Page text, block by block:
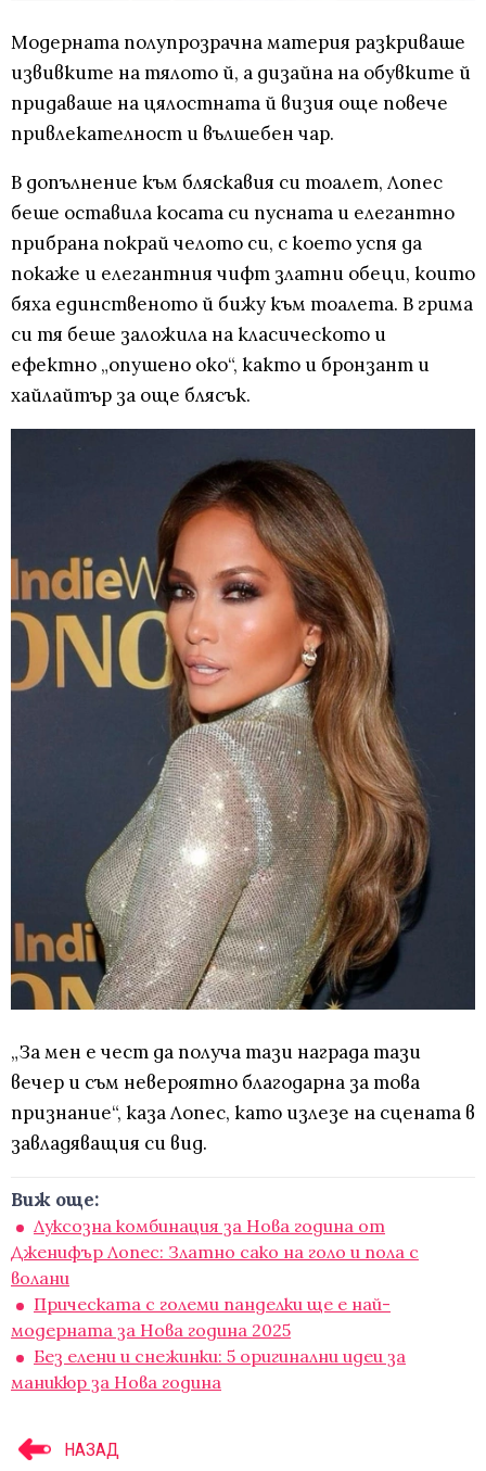
Модерната полупрозрачна материя разкриваше
извивките на тялото й, а дизайна на обувките й
придаваше на цялостната й визия още повече
привлекателност и вълшебен чар.
В допълнение към бляскавия си тоалет, Лопес
беше оставила косата си пусната и елегантно
прибрана покрай челото си, с което успя да
покаже и елегантния чифт златни обеци, които
бяха единственото й бижу към тоалета. В грима
си тя беше заложила на класическото и
ефектно „опушено око“, както и бронзант и
хайлайтър за още блясък.
„За мен е чест да получа тази награда тази
вечер и съм невероятно благодарна за това
признание“, каза Лопес, като излезе на сцената в
завладяващия си вид.
Виж още:
Луксозна комбинация за Нова година от
Дженифър Лопес: Златно сако на голо и пола с
волани
Прическата с големи панделки ще е най-
модерната за Нова година 2025
Без елени и снежинки: 5 оригинални идеи за
маникюр за Нова година
НАЗАД